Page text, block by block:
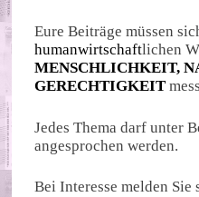
Eure Beiträge müssen
humanwirtschaftlichen
MENSCHLICHKEIT,
GERECHTIGKEIT
Jedes Thema darf unter
angesprochen werden.
Bei Interesse melden Sie